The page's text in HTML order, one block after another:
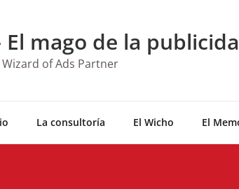
El mago de la
Wizard of Ads Partner
La consultoría El Wicho El